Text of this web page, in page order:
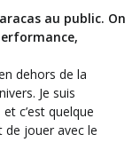
au public. On
dehors de la
Je suis
c’est quelque
de jouer avec le